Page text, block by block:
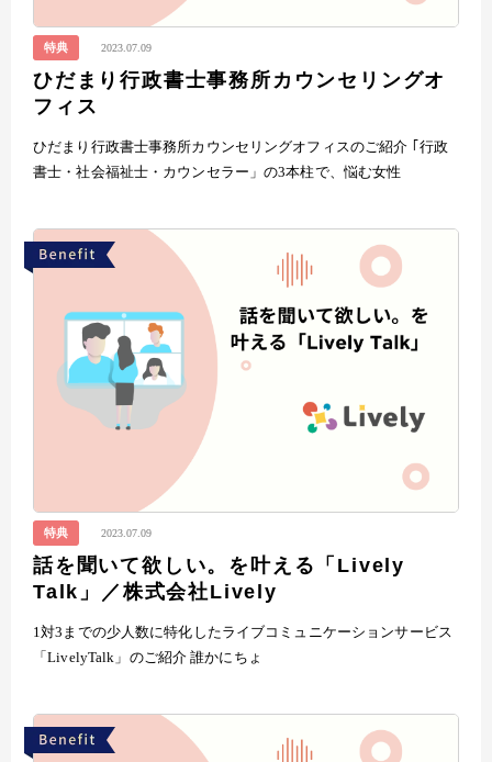
特典 2023.07.09
ひだまり行政書士事務所カウンセリングオ
フィス
ひだまり行政書士事務所カウンセリングオフィスのご紹介 ｢行政
書士・社会福祉士・カウンセラー」の3本柱で、悩む女性
特典 2023.07.09
話を聞いて欲しい。を叶える「Lively
Talk」／株式会社Lively
1対3までの少人数に特化したライブコミュニケーションサービス
「LivelyTalk」のご紹介 誰かにちょ